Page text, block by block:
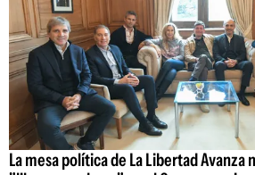
La mesa política de La Libertad Avanza